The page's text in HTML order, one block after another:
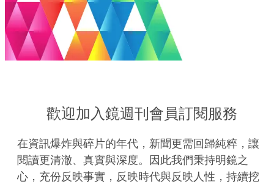
歡迎加入鏡週刊會員訂閱服務
在資訊爆炸與碎片的年代，新聞更需回歸純粹，讓
閱讀更清澈、真實與深度。因此我們秉持明鏡之
心，充份反映事實，反映時代與反映人性，持續挖